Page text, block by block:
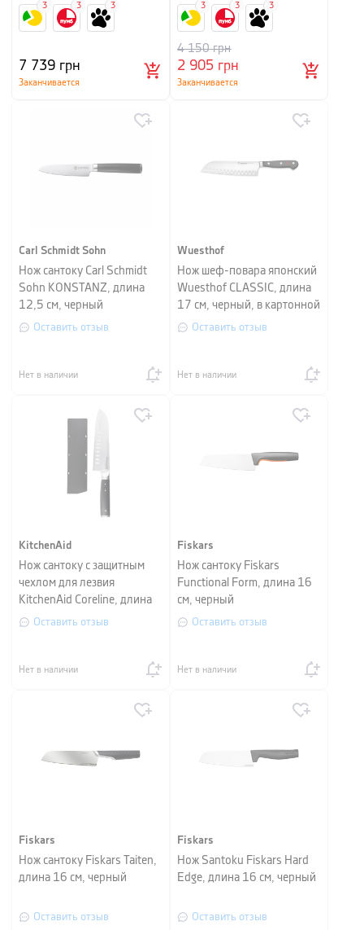
7 739 грн
Заканчивается
3 3 3
2 905 грн
4 150грн
Заканчивается
3 3 3
Carl Schmidt Sohn
Нож сантоку Carl Schmidt
Sohn KONSTANZ, длина
12,5 см, черный
Оставить отзыв
Нет в наличии
Wuesthof
Нож шеф-повара японский
Wuesthof CLASSIC, длина
17 см, черный, в картонной
упаковке
Оставить отзыв
Нет в наличии
KitchenAid
Нож сантоку с защитным
чехлом для лезвия
KitchenAid Coreline, длина
18 смОставить отзыв
Нет в наличии
Fiskars
Нож сантоку Fiskars
Functional Form, длина 16
см, черный
Оставить отзыв
Нет в наличии
Fiskars
Нож сантоку Fiskars Taiten,
длина 16 см, черный
Оставить отзыв
Fiskars
Нож Santoku Fiskars Hard
Edge, длина 16 см, черный
Оставить отзыв